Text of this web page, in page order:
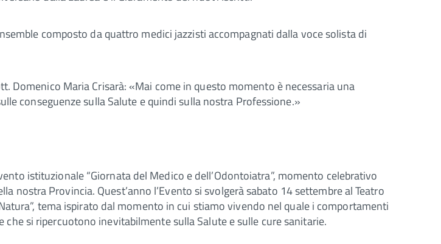
composto da quattro medici jazzisti accompagnati dalla voce solista di
Domenico Maria Crisarà: «Mai come in questo momento è necessaria una
conseguenze sulla Salute e quindi sulla nostra Professione.»
istituzionale “Giornata del Medico e dell’Odontoiatra”, momento celebrativo
nostra Provincia. Quest’anno l’Evento si svolgerà sabato 14 settembre al Teatro
tema ispirato dal momento in cui stiamo vivendo nel quale i comportamenti
si ripercuotono inevitabilmente sulla Salute e sulle cure sanitarie.